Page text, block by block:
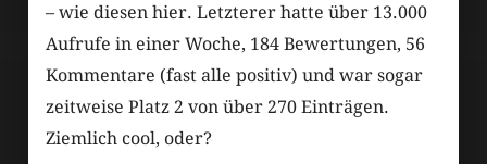
– wie diesen hier. Letzterer hatte über 13.000
Aufrufe in einer Woche, 184 Bewertungen, 56
Kommentare (fast alle positiv) und war sogar
zeitweise Platz 2 von über 270 Einträgen.
Ziemlich cool, oder?